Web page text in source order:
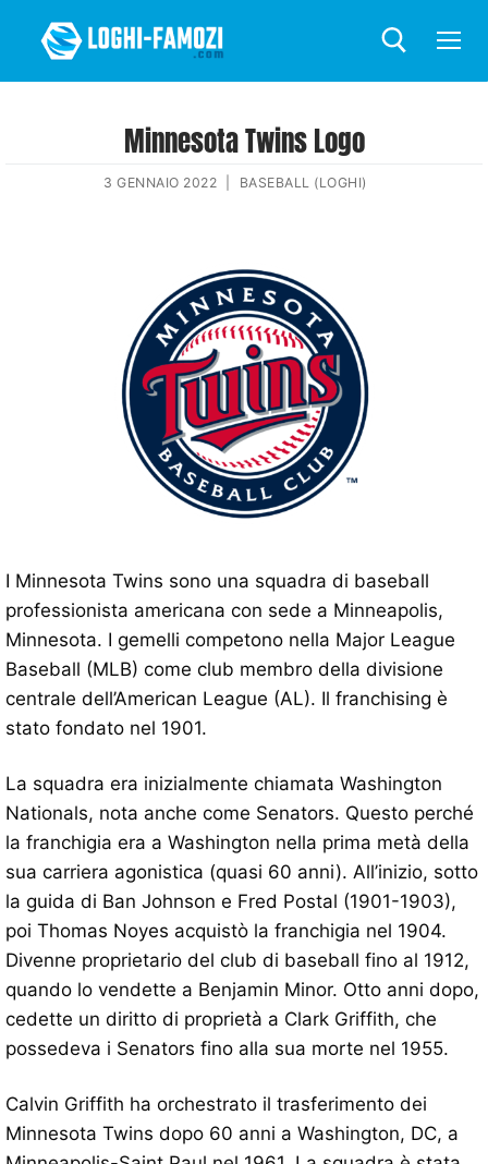
Minnesota Twins Logo
3 GENNAIO 2022 BASEBALL (LOGHI)
I Minnesota Twins sono una squadra di baseball
professionista americana con sede a Minneapolis,
Minnesota. I gemelli competono nella Major League
Baseball (MLB) come club membro della divisione
centrale dell’American League (AL). Il franchising è
stato fondato nel 1901.
La squadra era inizialmente chiamata Washington
Nationals, nota anche come Senators. Questo perché
la franchigia era a Washington nella prima metà della
sua carriera agonistica (quasi 60 anni). All’inizio, sotto
la guida di Ban Johnson e Fred Postal (1901-1903),
poi Thomas Noyes acquistò la franchigia nel 1904.
Divenne proprietario del club di baseball fino al 1912,
quando lo vendette a Benjamin Minor. Otto anni dopo,
cedette un diritto di proprietà a Clark Griffith, che
possedeva i Senators fino alla sua morte nel 1955.
Calvin Griffith ha orchestrato il trasferimento dei
Minnesota Twins dopo 60 anni a Washington, DC, a